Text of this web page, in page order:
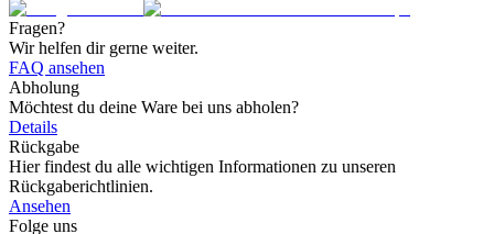
Fragen?
Wir helfen dir gerne weiter.
FAQ ansehen
Abholung
Möchtest du deine Ware bei uns abholen?
Details
Rückgabe
Hier findest du alle wichtigen Informationen zu unseren
Rückgaberichtlinien.
Ansehen
Folge uns